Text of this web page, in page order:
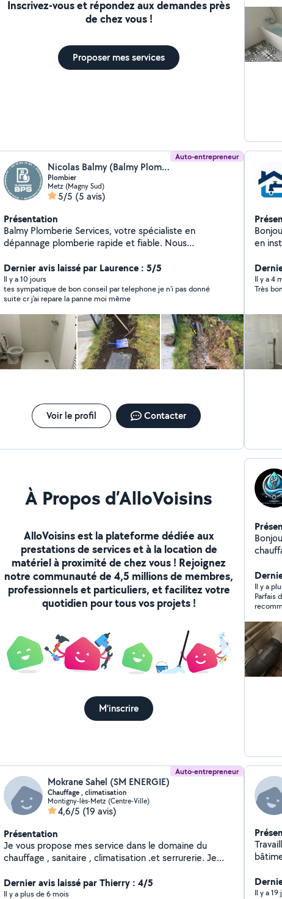
Inscrivez-vous et répondez aux demandes près
de chez vous !
Proposer mes services
climatisation - pose,
à
Auto-entrepreneur
Nicolas Balmy (Balmy Plomberie Services)
Plombier
Metz (Magny Sud)
5/5 (5 avis)
Présentation
Balmy Plomberie Services, votre spécialiste en
dépannage plomberie rapide et fiable. Nous
débouchage, remplacement de robinetterie, chauffe-
eau, sanitaires et réparations urgentes. Sérieux,
réactifs et à l'écoute, nous mettons notre savoir-faire
au service des particuliers avec des interventions
soignées et des tarifs transparents. Disponible pour
vos dépannages et petits travaux de plomberie avec
efficacité et professionnalisme.
Dernier avis laissé par Laurence : 5/5
Il y a 10 jours
tes sympatique de bon conseil par telephone je n'i pas donné
suite cr j'ai repare la panne moi même
Voir le profil Contacter
Bonjour, Je m'appelle Serge je suis
en
type
panne) Je suis à votre disposition pour établir un
Il y a 4
À Propos d’AlloVoisins
AlloVoisins est la plateforme dédiée aux
prestations de services et à la location de
matériel à proximité de chez vous ! Rejoignez
notre communauté de 4,5 millions de membres,
professionnels et particuliers, et facilitez votre
quotidien pour tous vos projets !
M'inscrire
chauffagiste avec
est la
dans
de chaque
ou
Il y a
Parfais
Auto-entrepreneur
Mokrane Sahel (SM ENERGIE)
Chauffage , climatisation
Montigny-lès-Metz (Centre-Ville)
4,6/5 (19 avis)
Présentation
Je vous propose mes service dans le domaine du
chauffage , sanitaire , climatisation .et serrurerie. Je
Dernier avis laissé par Thierry : 4/5
Il y a plus de 6 mois
Il y a 19